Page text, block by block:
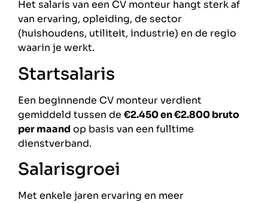
Het salaris van een CV monteur hangt sterk af
van ervaring, opleiding, de sector
(huishoudens, utiliteit, industrie) en de regio
waarin je werkt.
Startsalaris
Een beginnende CV monteur verdient
gemiddeld tussen de €2.450 en €2.800 bruto
per maandop basis van een fulltime
dienstverband.
Salarisgroei
Met enkele jaren ervaring en meer